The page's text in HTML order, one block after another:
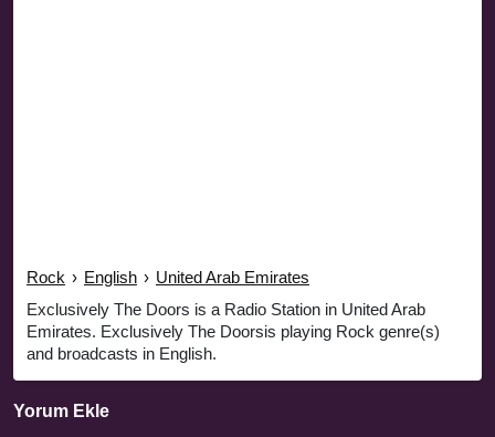
Rock › English › United Arab Emirates
Exclusively The Doors is a Radio Station in United Arab
Emirates. Exclusively The Doorsis playing Rock genre(s)
and broadcasts in English.
Yorum Ekle